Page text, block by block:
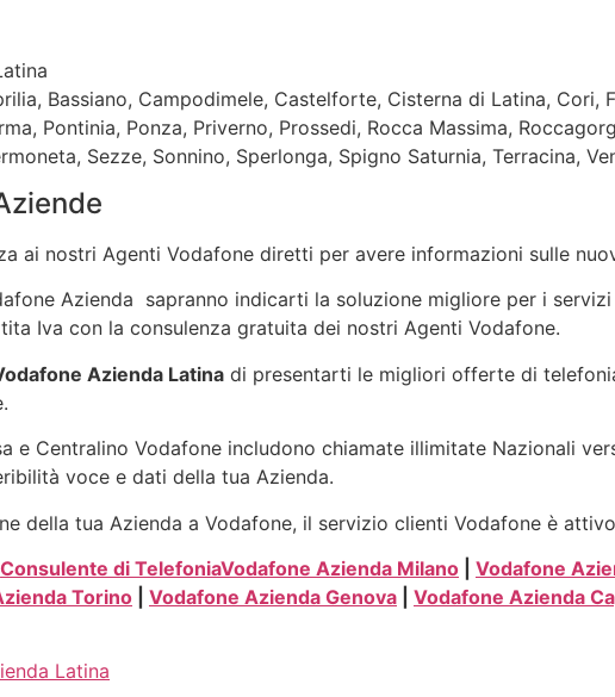
Bassiano, Campodimele, Castelforte, Cisterna di Latina, Cori,
Pontinia, Ponza, Priverno, Prossedi, Rocca Massima,
Sezze, Sonnino, Sperlonga, Spigno Saturnia, Terracina,
ai nostri Agenti Vodafone diretti per avere informazioni sulle
Azienda sapranno indicarti la soluzione migliore per i
Iva con la consulenza gratuita dei nostri Agenti Vodafone.
Azienda Latina di presentarti le migliori offerte di
e Centralino Vodafone includono chiamate illimitate Nazionali
voce e dati della tua Azienda.
della tua Azienda a Vodafone, il servizio clienti Vodafone è
Consulente di TelefoniaVodafone Azienda Milano Vodafone
Torino Vodafone Azienda Genova Vodafone Azienda
Latina